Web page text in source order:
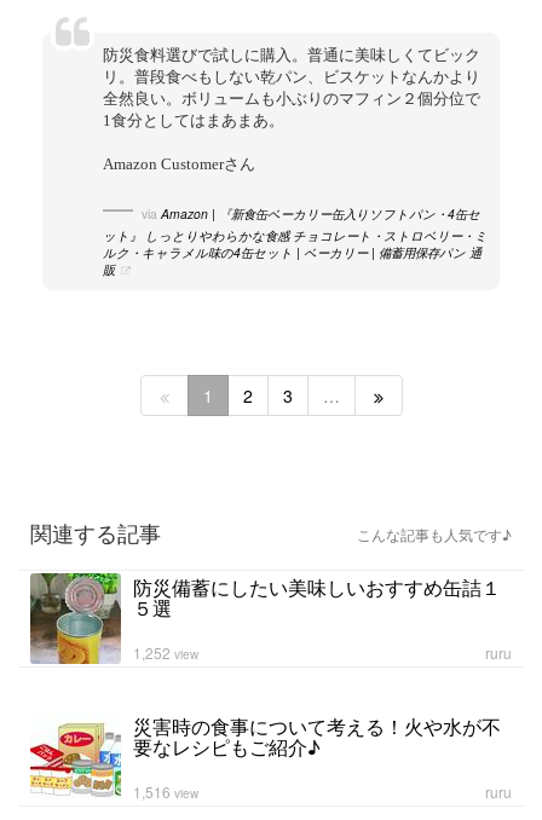
防災食料選びで試しに購入。普通に美味しくてビック
リ。普段食べもしない乾パン、ビスケットなんかより
全然良い。ボリュームも小ぶりのマフィン２個分位で
1食分としてはまあまあ。
Amazon Customerさん
via Amazon | 『新食缶ベーカリー缶入りソフトパン・4缶セ
ット』 しっとりやわらかな食感 チョコレート・ストロベリー・ミ
ルク・キャラメル味の4缶セット | ベーカリー | 備蓄用保存パン 通
販
1 2 3 …
関連する記事 こんな記事も人気です♪
防災備蓄にしたい美味しいおすすめ缶詰１
５選
ruru
1,252 view
災害時の食事について考える！火や水が不
要なレシピもご紹介♪
ruru
1,516 view